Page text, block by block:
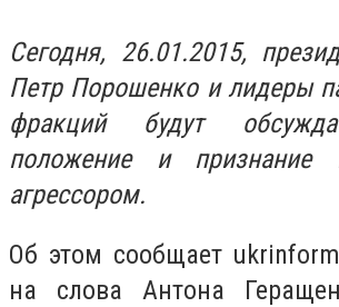
Сегодня, 26.01.2015,
Петр Порошенко и лидеры
фракций будут
положение и признание
агрессором.
Об этом сообщает
на слова Антона